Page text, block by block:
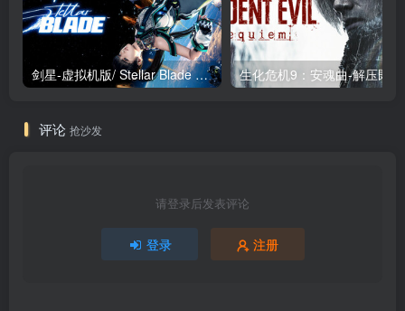
剑星-虚拟机版/ Stellar Blade v1.4.1|Build.19963153 终极版新补丁 送修改器 免安装中文版
评论 抢沙发
请登录后发表评论
登录 注册